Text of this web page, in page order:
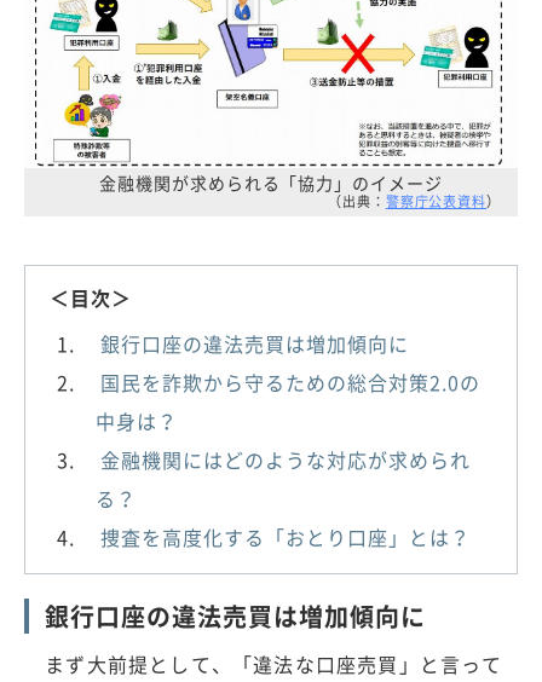
金融機関が求められる「協力」のイメージ
（出典： 警察庁公表資料）
＜目次＞
銀行口座の違法売買は増加傾向に
国民を詐欺から守るための総合対策2.0の
中身は？
金融機関にはどのような対応が求められ
る？
捜査を高度化する「おとり口座」とは？
銀行口座の違法売買は増加傾向に
まず大前提として、「違法な口座売買」と言って